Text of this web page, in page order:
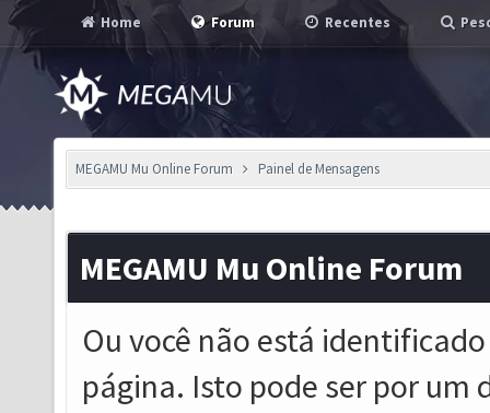
Home Forum Recentes
MEGAMU Mu Online Forum Painel de Mensagens
MEGAMU Mu Online Forum
Ou você não está
página. Isto pode ser por um